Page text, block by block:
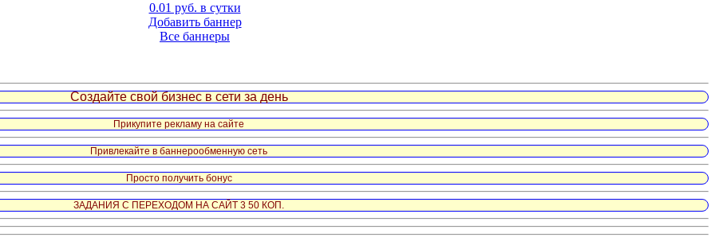
0.01 руб. в сутки
Добавить баннер
Все баннеры
Создайте свой бизнес в сети за день
Прикупите рекламу на сайте
Привлекайте в баннерообменную сеть
Просто получить бонус
ЗАДАНИЯ С ПЕРЕХОДОМ НА САЙТ 3 50 КОП.